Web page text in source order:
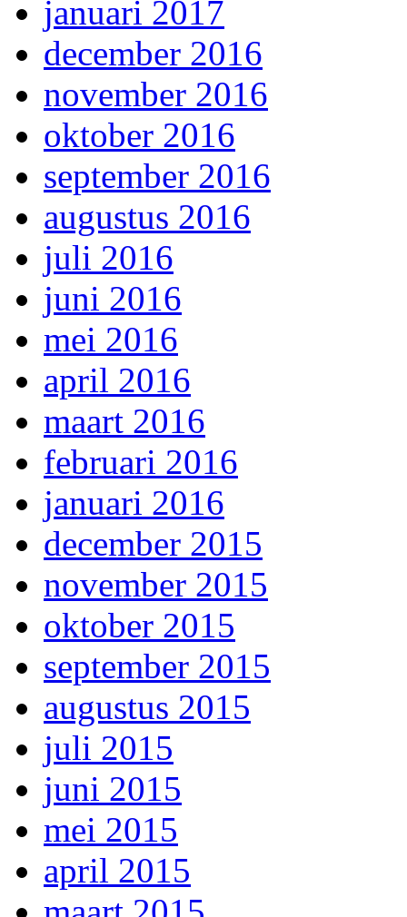
januari 2017
december 2016
november 2016
oktober 2016
september 2016
augustus 2016
juli 2016
juni 2016
mei 2016
april 2016
maart 2016
februari 2016
januari 2016
december 2015
november 2015
oktober 2015
september 2015
augustus 2015
juli 2015
juni 2015
mei 2015
april 2015